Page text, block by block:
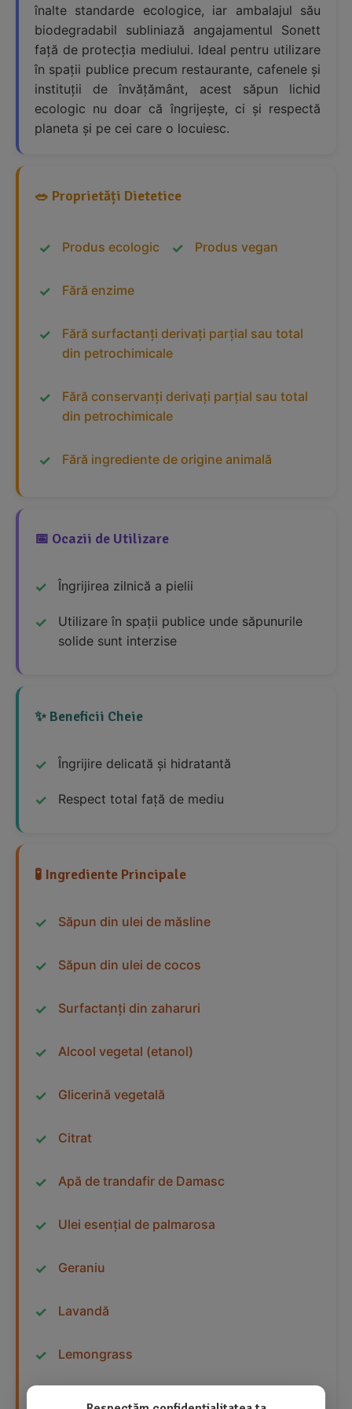
înalte standarde ecologice, iar ambalajul său
biodegradabil subliniază angajamentul Sonett
față de protecția mediului. Ideal pentru utilizare
în spații publice precum restaurante, cafenele și
instituții de învățământ, acest săpun lichid
ecologic nu doar că îngrijește, ci și respectă
planeta și pe cei care o locuiesc.
🥗 Proprietăți Dietetice
Produs ecologic Produs vegan
Fără enzime
Fără surfactanți derivați parțial sau total
din petrochimicale
Fără conservanți derivați parțial sau total
din petrochimicale
Fără ingrediente de origine animală
📅 Ocazii de Utilizare
Îngrijirea zilnică a pielii
Utilizare în spații publice unde săpunurile
solide sunt interzise
✨ Beneficii Cheie
Îngrijire delicată și hidratantă
Respect total față de mediu
🧪 Ingrediente Principale
Săpun din ulei de măsline
Săpun din ulei de cocos
Surfactanți din zaharuri
Alcool vegetal (etanol)
Glicerină vegetală
Citrat
Apă de trandafir de Damasc
Ulei esențial de palmarosa
Geraniu
Lavandă
Lemongrass